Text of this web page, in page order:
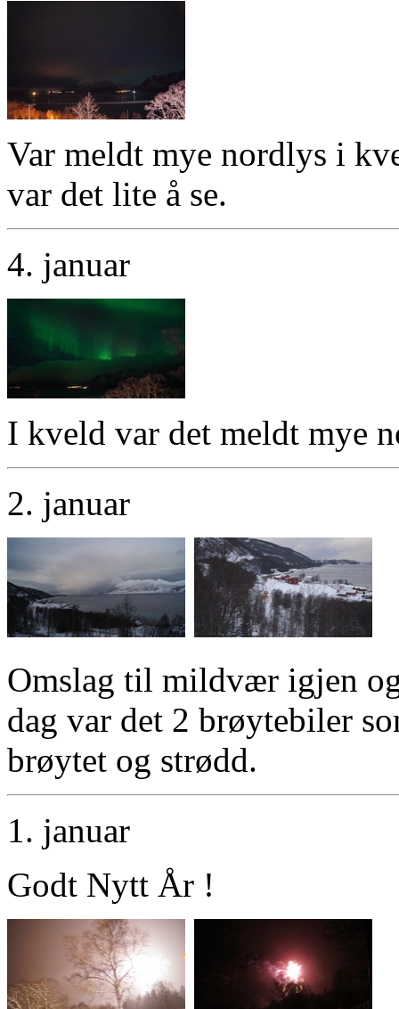
Var meldt mye nordlys i
var det lite å se.
4. januar
I kveld var det meldt mye
2. januar
Omslag til mildvær igjen
dag var det 2 brøytebiler
brøytet og strødd.
1. januar
Godt Nytt År !